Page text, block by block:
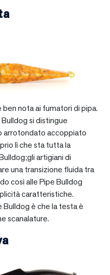
nota ai fumatori di pipa.
si distingue
arrotondato accoppiato
lì che sta tutta la
artigiani di
una transizione fluida tra
così alle Pipe Bulldog
caratteristiche.
Bulldog è che la testa è
scanalature.